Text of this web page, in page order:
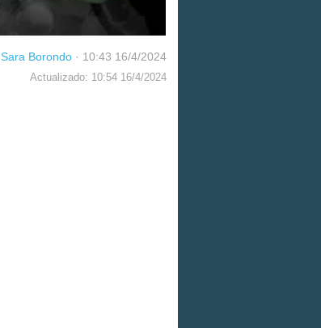
Sara Borondo · 10:43 16/4/2024
Actualizado: 10:54 16/4/2024